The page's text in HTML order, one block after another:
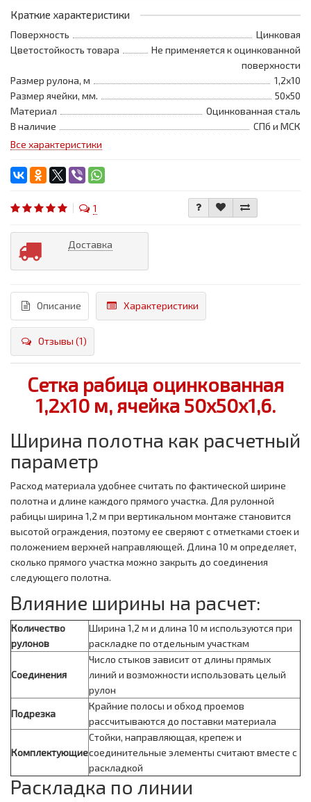
Краткие характеристики
Поверхность
Цинковая
Цветостойкость товара
Не применяется к оцинкованной
поверхности
Размер рулона, м
1,2x10
Размер ячейки, мм.
50x50
Материал
Оцинкованная сталь
В наличие
СПб и МСК
Все характеристики
1
Доставка
Описание Характеристики
Отзывы (1)
Сетка рабица оцинкованная
1,2x10 м, ячейка 50x50x1,6.
Ширина полотна как расчетный
параметр
Расход материала удобнее считать по фактической ширине
полотна и длине каждого прямого участка. Для рулонной
рабицы ширина 1,2 м при вертикальном монтаже становится
высотой ограждения, поэтому ее сверяют с отметками стоек и
положением верхней направляющей. Длина 10 м определяет,
сколько прямого участка можно закрыть до соединения
следующего полотна.
Влияние ширины на расчет:
Количество
рулонов
Ширина 1,2 м и длина 10 м используются при
раскладке по отдельным участкам
Соединения
Число стыков зависит от длины прямых
линий и возможности использовать целый
рулон
Подрезка
Крайние полосы и обход проемов
рассчитываются до поставки материала
Комплектующие
Стойки, направляющая, крепеж и
соединительные элементы считают вместе с
раскладкой
Раскладка по линии